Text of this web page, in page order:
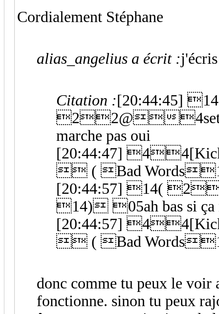
Cordialement Stéphane
alias_angelius a écrit :
Citation :[20:44:45]
22@
marche pas oui
[20:44:47]
 ( Bad
[20:44:57] 14(
14) 05ah bas si ça
[20:44:57]
 ( Bad
donc comme tu peux le voir
fonctionne. sinon tu peux